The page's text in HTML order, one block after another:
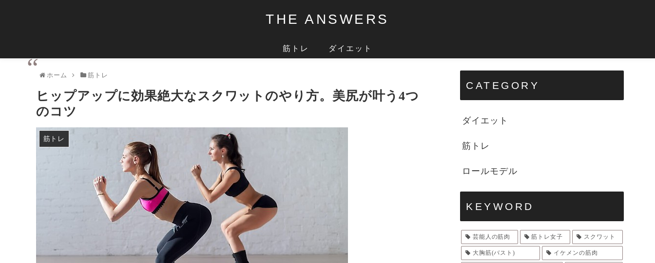
THE ANSWERS
筋トレ ダイエット
ホーム 筋トレ
ヒップアップに効果絶大なスクワットのやり方。美尻が叶う4つ
のコツ
筋トレ
CATEGORY
ダイエット
筋トレ
ロールモデル
KEYWORD
芸能人の筋肉 筋トレ女子 スクワット
大胸筋(バスト) イケメンの筋肉